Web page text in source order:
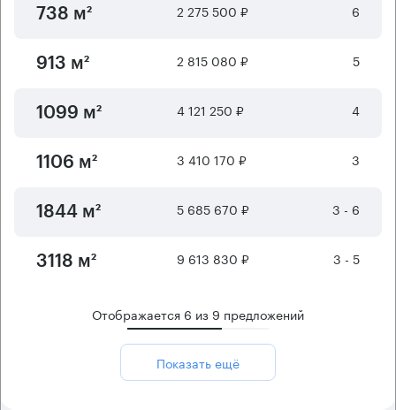
738 м² 2 275 500 ₽ 6
913 м² 2 815 080 ₽ 5
1099 м² 4 121 250 ₽ 4
1106 м² 3 410 170 ₽ 3
1844 м² 5 685 670 ₽ 3 - 6
3118 м² 9 613 830 ₽ 3 - 5
Отображается 6 из 9 предложений
Показать ещё